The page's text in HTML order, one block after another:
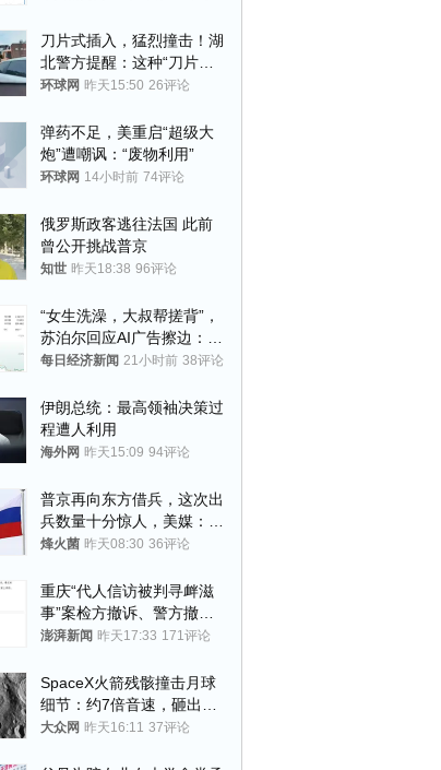
刀片式插入，猛烈撞击！湖
北警方提醒：这种“刀片超
车”，太危险了
环球网 昨天15:50 26评论
弹药不足，美重启“超级大
炮”遭嘲讽：“废物利用”
环球网 14小时前 74评论
俄罗斯政客逃往法国 此前
曾公开挑战普京
知世 昨天18:38 96评论
“女生洗澡，大叔帮搓背”，
苏泊尔回应AI广告擦边：视
频全下架，已强化内容管理
每日经济新闻 21小时前 38评论
伊朗总统：最高领袖决策过
程遭人利用
海外网 昨天15:09 94评论
普京再向东方借兵，这次出
兵数量十分惊人，美媒：俄
朝要动真格？
烽火菌 昨天08:30 36评论
重庆“代人信访被判寻衅滋
事”案检方撤诉、警方撤
案，两被告人获国赔
澎湃新闻 昨天17:33 171评论
SpaceX火箭残骸撞击月球
细节：约7倍音速，砸出直
径约30米撞击坑
大众网 昨天16:11 37评论